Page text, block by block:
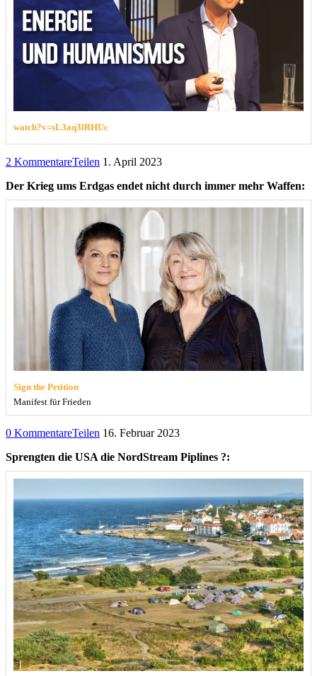
watch?v=sL3aq3lRHUc
2 KommentareTeilen 1. April 2023
Der Krieg ums Erdgas endet nicht durch immer mehr Waffen:
Sign the Petition
Manifest für Frieden
0 KommentareTeilen 16. Februar 2023
Sprengten die USA die NordStream Piplines ?: